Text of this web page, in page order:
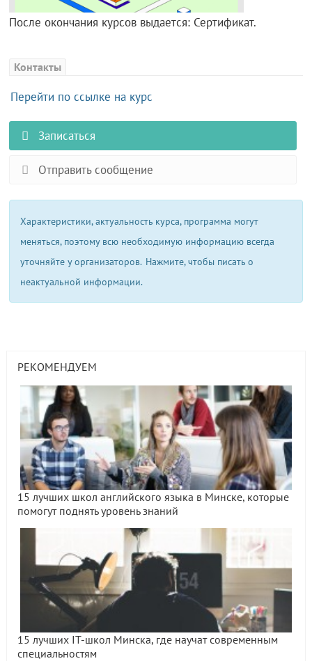
После окончания курсов выдается: Сертификат.
Контакты
Перейти по ссылке на курс
Записаться
Отправить сообщение
Характеристики, актуальность курса, программа могут
меняться, поэтому всю необходимую информацию всегда
уточняйте у организаторов. Нажмите, чтобы писать о
неактуальной информации.
РЕКОМЕНДУЕМ
15 лучших школ английского языка в Минске, которые
помогут поднять уровень знаний
15 лучших IT-школ Минска, где научат современным
специальностям